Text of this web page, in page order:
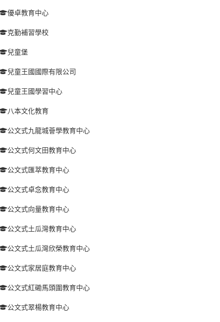
優卓教育中心
克勤補習學校
兒童堡
兒童王國國際有限公司
兒童王國學習中心
八本文化教育
公文式九龍城薈學教育中心
公文式何文田教育中心
公文式匯萃教育中心
公文式卓念教育中心
公文式向量教育中心
公文式土瓜灣教育中心
公文式土瓜灣欣榮教育中心
公文式家居庭教育中心
公文式紅磡馬頭圍教育中心
公文式翠楊教育中心